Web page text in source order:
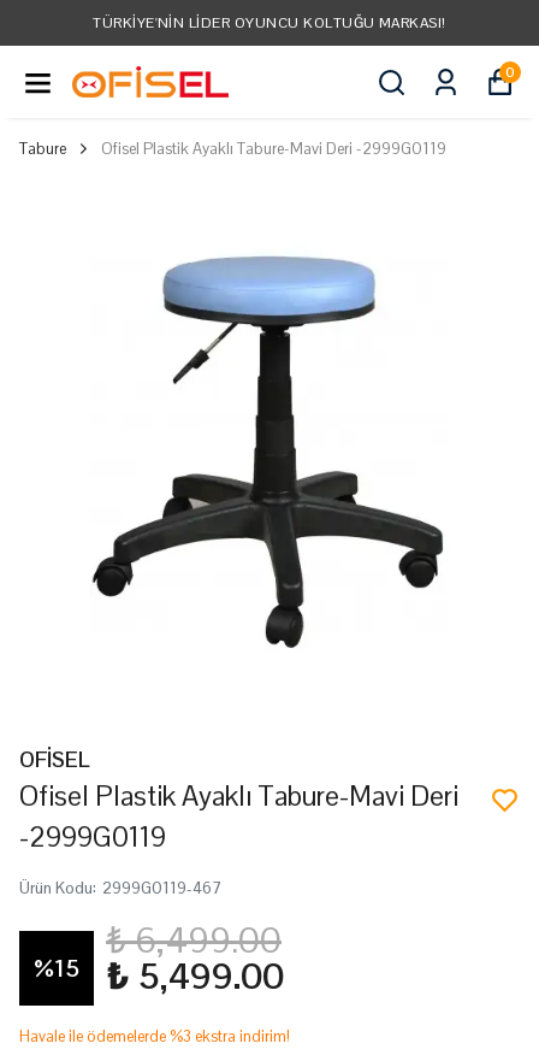
TÜRKIYE'NIN LIDER OYUNCU KOLTUĞU MARKASI!
0
Tabure Ofisel Plastik Ayaklı Tabure-Mavi Deri -2999G0119
OFİSEL
Ofisel Plastik Ayaklı Tabure-Mavi Deri
-2999G0119
Ürün Kodu: 2999G0119-467
%15
₺ 6,499.00
₺ 5,499.00
Havale ile ödemelerde %3 ekstra indirim!